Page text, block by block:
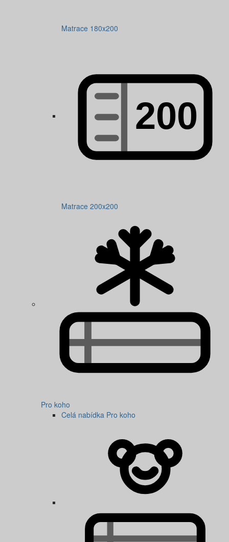
Matrace 180x200
Matrace 200x200
Pro koho
Celá nabídka Pro koho